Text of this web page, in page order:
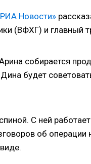
Новости»
(ВФХГ) и главный
собирается
будет
С ней
об